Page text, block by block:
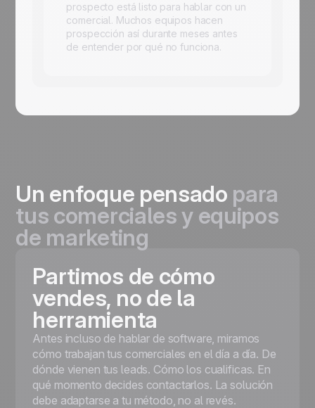
prospecto está listo para hablar con un
comercial. Muchos equipos hacen
prospección así durante meses antes
de entender por qué no funciona.
Un enfoque pensado para
tus comerciales y equipos
de marketing
Partimos de cómo
vendes, no de la
herramienta
Antes incluso de hablar de software, miramos
cómo trabajan tus comerciales en el día a día. De
dónde vienen tus leads. Cómo los cualificas. En
qué momento decides contactarlos. La solución
debe adaptarse a tu método, no al revés.